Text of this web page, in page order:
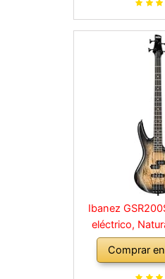
Ibanez
eléctrico,
Comprar